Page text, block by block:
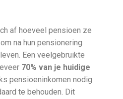
af hoeveel pensioen ze
na hun pensionering
Een veelgebruikte
70% van je huidige
pensioeninkomen nodig
te behouden. Dit